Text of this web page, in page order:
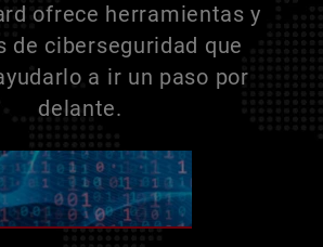
ofrece herramientas y
de ciberseguridad que
a ir un paso por
delante.